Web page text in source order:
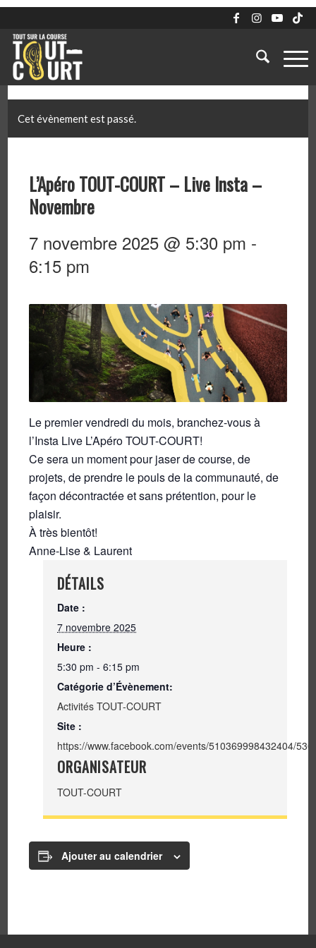
Cet évènement est passé.
L’Apéro TOUT-COURT – Live Insta –
Novembre
7 novembre 2025 @ 5:30 pm -
6:15 pm
Le premier vendredi du mois, branchez-vous à
l’Insta Live L’Apéro TOUT-COURT!
Ce sera un moment pour jaser de course, de
projets, de prendre le pouls de la communauté, de
façon décontractée et sans prétention, pour le
plaisir.
À très bientôt!
Anne-Lise & Laurent
DÉTAILS
Date :
7 novembre 2025
Heure :
5:30 pm - 6:15 pm
Catégorie d’Évènement:
Activités TOUT-COURT
Site :
https://www.facebook.com/events/510369998432404/
ORGANISATEUR
TOUT-COURT
Ajouter au calendrier